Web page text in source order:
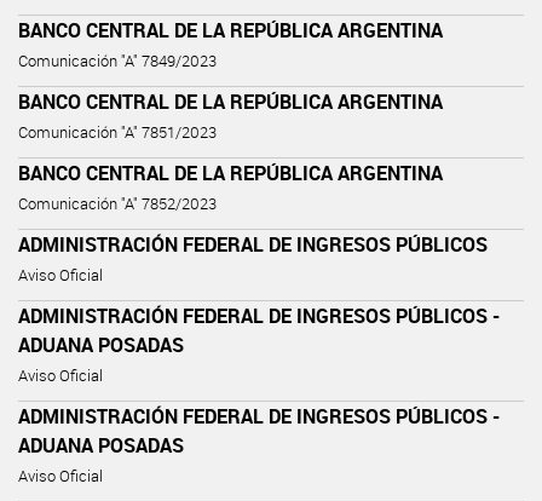
BANCO CENTRAL DE LA REPÚBLICA ARGENTINA
Comunicación "A" 7849/2023
BANCO CENTRAL DE LA REPÚBLICA ARGENTINA
Comunicación "A" 7851/2023
BANCO CENTRAL DE LA REPÚBLICA ARGENTINA
Comunicación "A" 7852/2023
ADMINISTRACIÓN FEDERAL DE INGRESOS PÚBLICOS
Aviso Oficial
ADMINISTRACIÓN FEDERAL DE INGRESOS PÚBLICOS -
ADUANA POSADAS
Aviso Oficial
ADMINISTRACIÓN FEDERAL DE INGRESOS PÚBLICOS -
ADUANA POSADAS
Aviso Oficial